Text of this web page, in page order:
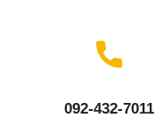
092-432-7011